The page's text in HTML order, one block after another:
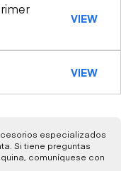
VIEW
VIEW
especializados
Si tiene preguntas
comuníquese con